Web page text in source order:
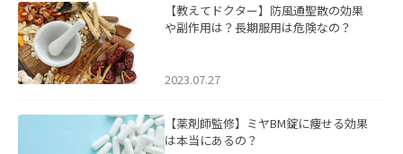
【教えてドクター】防風通聖散の効果
や副作用は？長期服用は危険なの？
2023.07.27
【薬剤師監修】ミヤBM錠に痩せる効果
は本当にあるの？